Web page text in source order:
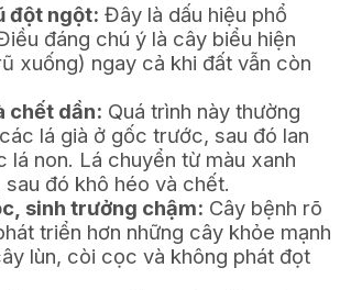
đột ngột: Đây là dấu hiệu phổ
đáng chú ý là cây biểu hiện
xuống) ngay cả khi đất vẫn còn
chết dần: Quá trình này thường
lá già ở gốc trước, sau đó lan
lá non. Lá chuyển từ màu xanh
sau đó khô héo và chết.
sinh trưởng chậm: Cây bệnh rõ
triển hơn những cây khỏe mạnh
lùn, còi cọc và không phát đọt